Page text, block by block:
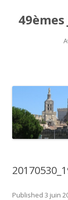
Published 3 juin